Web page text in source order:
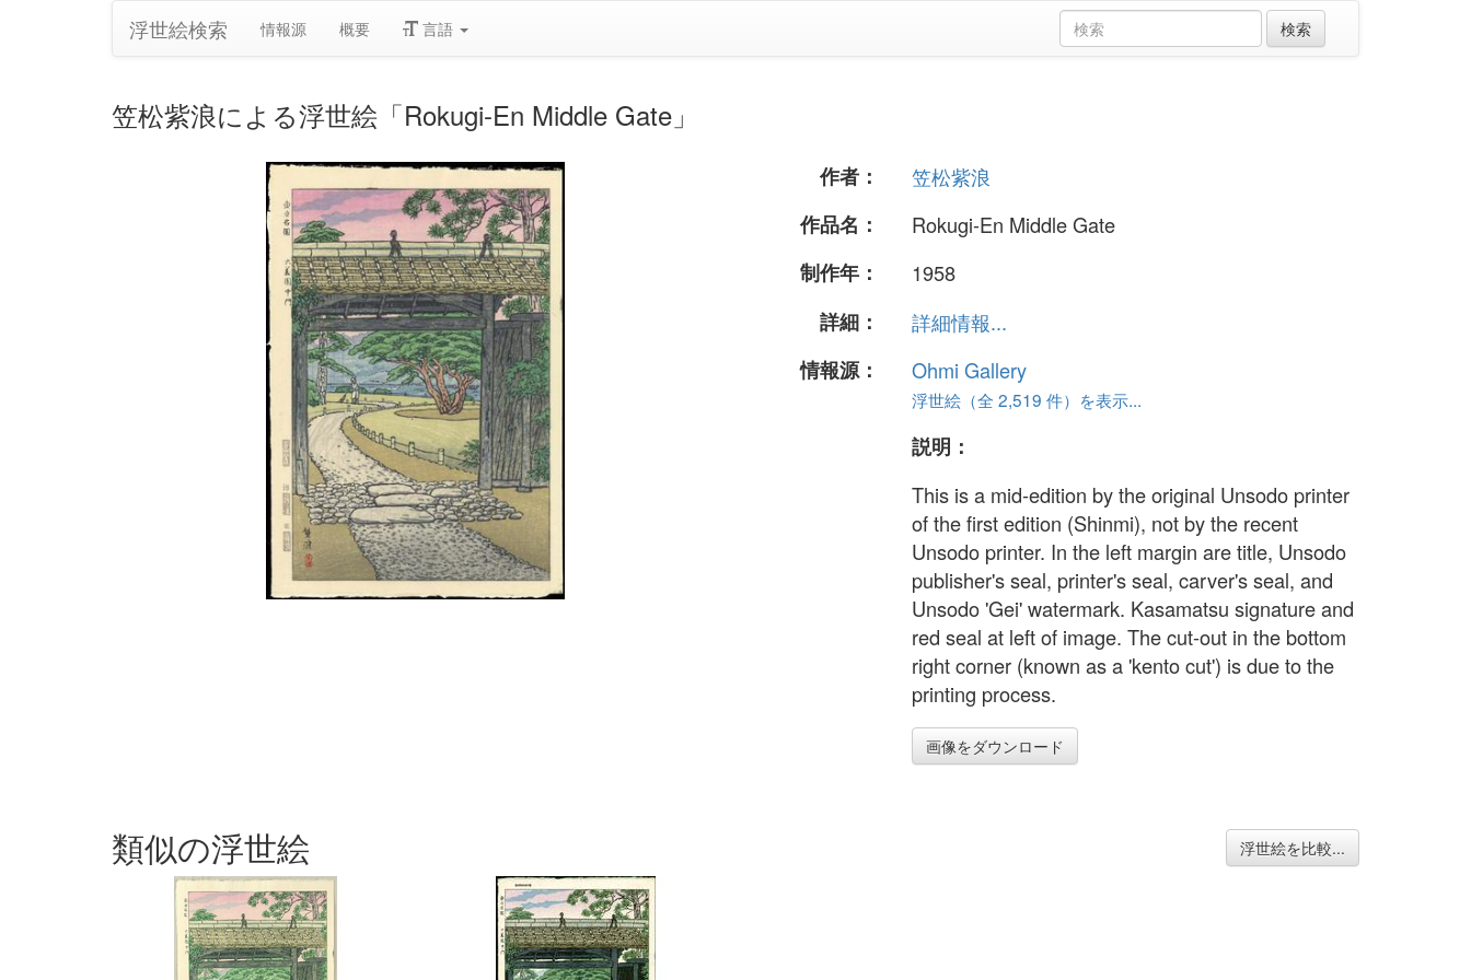
浮世絵検索 情報源 概要 言語
笠松紫浪による浮世絵「Rokugi-En Middle Gate」
作者：
笠松紫浪
作品名：
Rokugi-En Middle Gate
制作年：
1958
詳細：
詳細情報...
情報源：
Ohmi Gallery
浮世絵（全 2,519 件）を表示...
説明：
This is a mid-edition by the original Unsodo printer
of the first edition (Shinmi), not by the recent
Unsodo printer. In the left margin are title, Unsodo
publisher's seal, printer's seal, carver's seal, and
Unsodo 'Gei' watermark. Kasamatsu signature and
red seal at left of image. The cut-out in the bottom
right corner (known as a 'kento cut') is due to the
printing process.
画像をダウンロード
類似の浮世絵 浮世絵を比較...